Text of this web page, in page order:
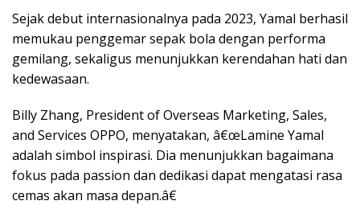
Sejak debut internasionalnya pada 2023, Yamal berhasil
memukau penggemar sepak bola dengan performa
gemilang, sekaligus menunjukkan kerendahan hati dan
kedewasaan.
Billy Zhang, President of Overseas Marketing, Sales,
and Services OPPO, menyatakan, â€œLamine Yamal
adalah simbol inspirasi. Dia menunjukkan bagaimana
fokus pada passion dan dedikasi dapat mengatasi rasa
cemas akan masa depan.â€